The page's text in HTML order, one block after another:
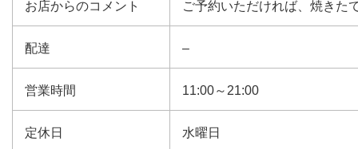
お店からのコメント ご予約いただければ、焼きた
配達 –
営業時間 11:00～21:00
定休日 水曜日